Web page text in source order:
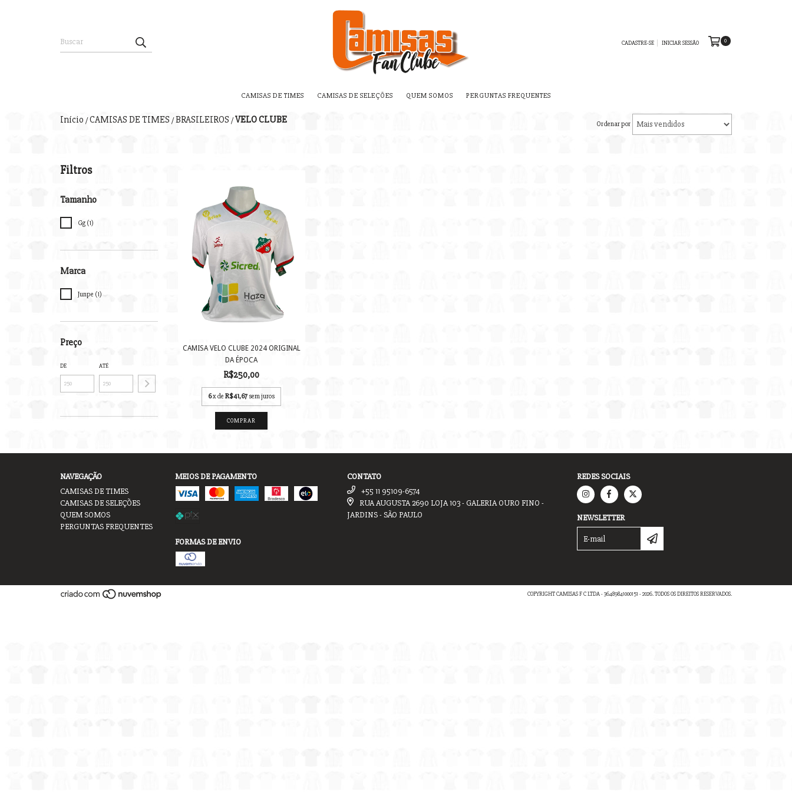
CADASTRE-SE INICIAR SESSÃO 0
CAMISAS DE TIMES CAMISAS DE SELEÇÕES QUEM SOMOS PERGUNTAS FREQUENTES
Início /CAMISAS DE TIMES /BRASILEIROS /VELO CLUBE Ordenar por
Filtros
Tamanho
Gg (1)
Marca
Junpe (1)
Preço
DE ATÉ
CAMISA VELO CLUBE 2024 ORIGINAL
DA ÉPOCA
R$250,00
6x deR$41,67 sem juros
COMPRAR
NAVEGAÇÃO
CAMISAS DE TIMES
CAMISAS DE SELEÇÕES
QUEM SOMOS
PERGUNTAS FREQUENTES
MEIOS DE PAGAMENTO
FORMAS DE ENVIO
CONTATO
+55 11 95109-6574
RUA AUGUSTA 2690 LOJA 103 - GALERIA OURO FINO -
JARDINS - SÃO PAULO
REDES SOCIAIS
NEWSLETTER
COPYRIGHT CAMISAS F C LTDA - 36489841000151 - 2026. TODOS OS DIREITOS RESERVADOS.